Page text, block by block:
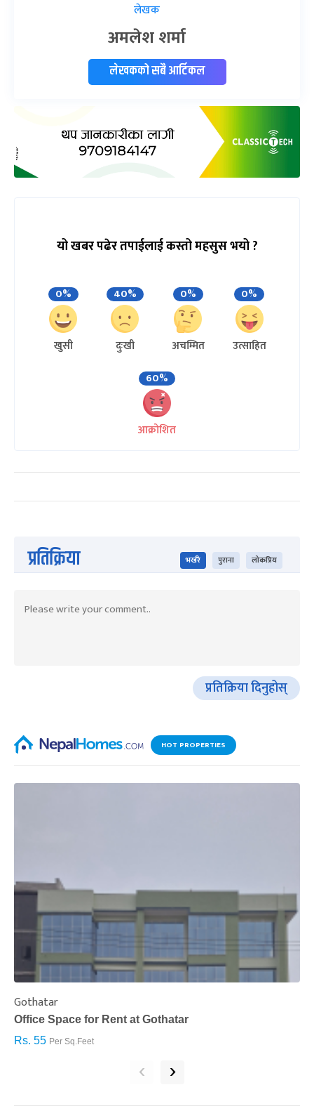
लेखक
अमलेश शर्मा
लेखकको सबै आर्टिकल
यो खबर पढेर तपाईलाई कस्तो महसुस भयो ?
0%
खुसी
40%
दुःखी
0%
अचम्मित
0%
उत्साहित
60%
आक्रोशित
प्रतिक्रिया भर्खरै पुराना लोकप्रिय
प्रतिक्रिया दिनुहोस्
HOT PROPERTIES
Gothatar
Office Space for Rent at Gothatar
Rs. 55 Per Sq.Feet
‹ ›